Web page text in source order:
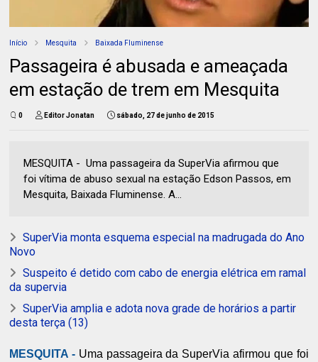
Início Mesquita Baixada Fluminense
Passageira é abusada e ameaçada
em estação de trem em Mesquita
0 Editor Jonatan sábado, 27 de junho de 2015
MESQUITA - Uma passageira da SuperVia afirmou que
foi vítima de abuso sexual na estação Edson Passos, em
Mesquita, Baixada Fluminense. A...
SuperVia monta esquema especial na madrugada do Ano
Novo
Suspeito é detido com cabo de energia elétrica em ramal
da supervia
SuperVia amplia e adota nova grade de horários a partir
desta terça (13)
MESQUITA - Uma passageira da SuperVia afirmou que foi